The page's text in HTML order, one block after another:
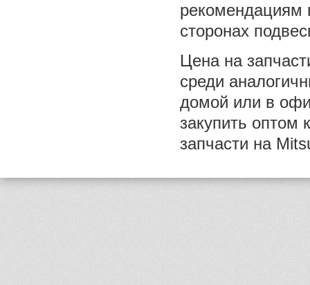
рекомендациям
сторонах
Цена на
среди
домой или в
закупить оптом
запчасти на